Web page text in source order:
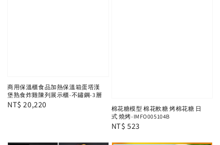
商用保溫櫃食品加熱保溫箱蛋塔漢
堡熟食炸雞陳列展示櫃-不鏽鋼-3層
Regular
NT$ 20,220
棉花糖模型 棉花軟糖 烤棉花糖 日
式 燒烤-IMFO005104B
Regular
NT$ 523